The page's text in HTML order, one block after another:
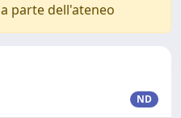
parte dell'ateneo
ND